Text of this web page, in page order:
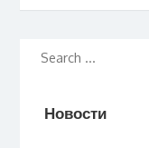
Новости